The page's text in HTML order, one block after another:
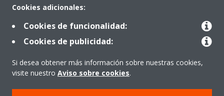
Destacados
Contactar con Daikin
Cookies adicionales:
Cookies de funcionalidad:
Cookies de publicidad:
Si desea obtener más información sobre nuestras cookies,
visite nuestro Aviso sobre cookies.